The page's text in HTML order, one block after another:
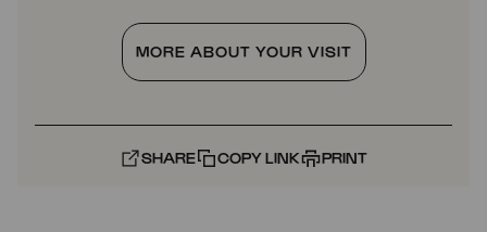
MORE ABOUT YOUR VISIT
SHARE COPY LINK PRINT